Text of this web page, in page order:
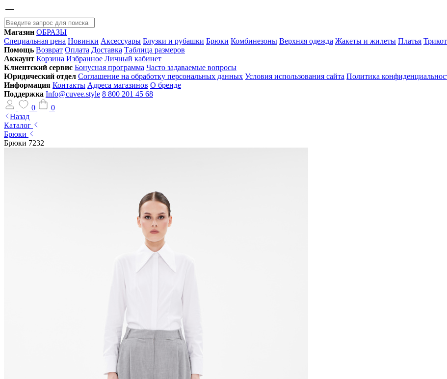
Магазин ОБРАЗЫ
Специальная цена Новинки Аксессуары Блузки и рубашки Брюки Комбинезоны Верхняя одежда Жакеты и жилеты Платья
Помощь Возврат Оплата Доставка Таблица размеров
Аккаунт Корзина Избранное Личный кабинет
Клиентский сервис Бонусная программа Часто задаваемые вопросы
Юридический отдел Соглашение на обработку персональных данных Условия использования сайта Политика
Информация Контакты Адреса магазинов О бренде
Поддержка Info@cuvee.style 8 800 201 45 68
0
0
Назад
Каталог
Брюки
Брюки 7232